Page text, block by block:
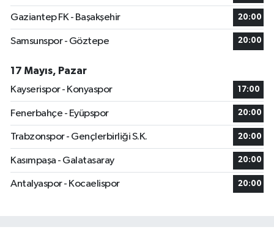
Gaziantep FK - Başakşehir 20:00
Samsunspor - Göztepe 20:00
17 Mayıs, Pazar
Kayserispor - Konyaspor
17:00
Fenerbahçe - Eyüpspor 20:00
Trabzonspor - Gençlerbirliği S.K. 20:00
Kasımpaşa - Galatasaray 20:00
Antalyaspor - Kocaelispor 20:00